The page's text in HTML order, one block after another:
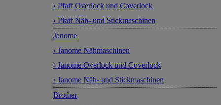
› Pfaff Overlock und Coverlock
› Pfaff Näh- und Stickmaschinen
Janome
› Janome Nähmaschinen
› Janome Overlock und Coverlock
› Janome Näh- und Stickmaschinen
Brother